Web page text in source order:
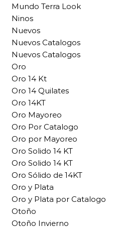
Mundo Terra Look
Ninos
Nuevos
Nuevos Catalogos
Nuevos Catalogos
Oro
Oro 14 Kt
Oro 14 Quilates
Oro 14KT
Oro Mayoreo
Oro Por Catalogo
Oro por Mayoreo
Oro Solido 14 KT
Oro Solido 14 KT
Oro Sólido de 14KT
Oro y Plata
Oro y Plata por Catalogo
Otoño
Otoño Invierno